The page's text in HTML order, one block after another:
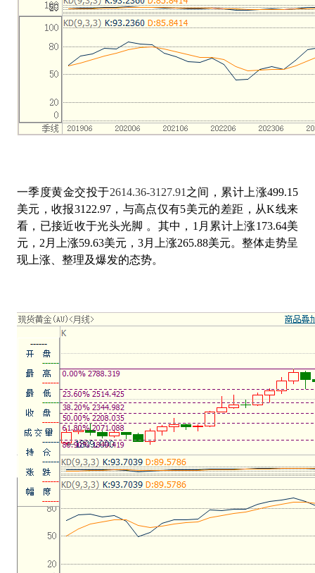
一季度黄金交投于2614.36-3127.91 之间，累计上涨499.15
美元，收报3122.97，与高点仅有5美元的差距，从K线来
看，已接近收于光头光脚 。其中， 1 月累计上涨173.64美
元， 2 月上涨59.63美元， 3月上涨265.88美元。整体走势呈
现上涨、整理及爆发的态势。